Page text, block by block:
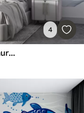
4
Zili abstrakti ziedi ar maigām, caurspīdīgām, plūstošām ziedlapiņām un smalkiem elementiem uz balta fona